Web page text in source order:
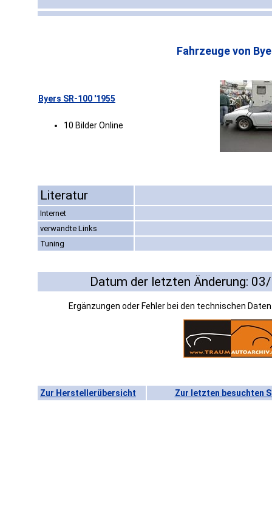
Fahrzeuge von
Byers SR-100 '1955
10 Bilder Online
Literatur
Internet
verwandte Links
Tuning
Datum der letzten Änderung:
Ergänzungen oder Fehler bei den technischen
Zur Herstellerübersicht Zur letzten besuchten